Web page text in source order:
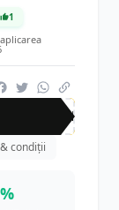
1
CRN
condiții